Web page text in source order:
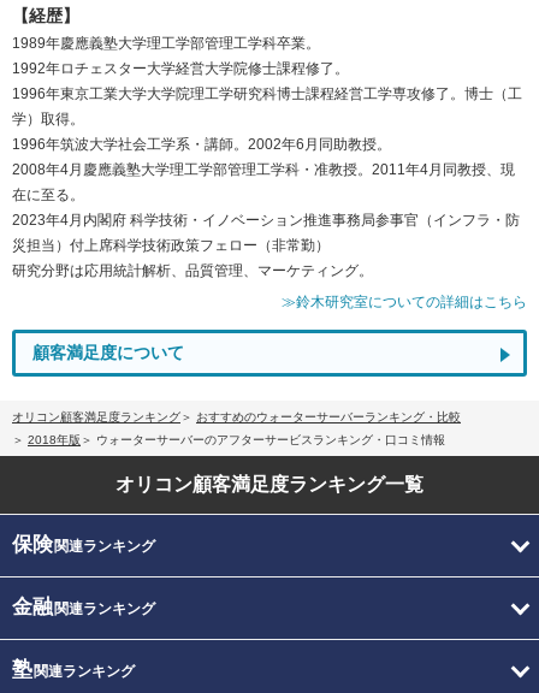
【経歴】
1989年慶應義塾大学理工学部管理工学科卒業。
1992年ロチェスター大学経営大学院修士課程修了。
1996年東京工業大学大学院理工学研究科博士課程経営工学専攻修了。博士（工
学）取得。
1996年筑波大学社会工学系・講師。2002年6月同助教授。
2008年4月慶應義塾大学理工学部管理工学科・准教授。2011年4月同教授、現
在に至る。
2023年4月内閣府 科学技術・イノベーション推進事務局参事官（インフラ・防
災担当）付上席科学技術政策フェロー（非常勤）
研究分野は応用統計解析、品質管理、マーケティング。
≫鈴木研究室についての詳細はこちら
顧客満足度について
オリコン顧客満足度ランキング
おすすめのウォーターサーバーランキング・比較
2018年版
ウォーターサーバーのアフターサービスランキング・口コミ情報
オリコン顧客満足度ランキング一覧
保険関連ランキング
金融関連ランキング
塾関連ランキング